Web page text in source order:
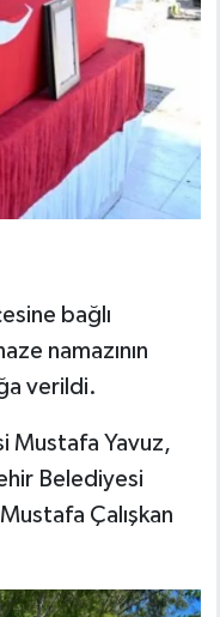
bağlı
namazının
verildi.
Mustafa Yavuz,
Belediyesi
Çalışkan